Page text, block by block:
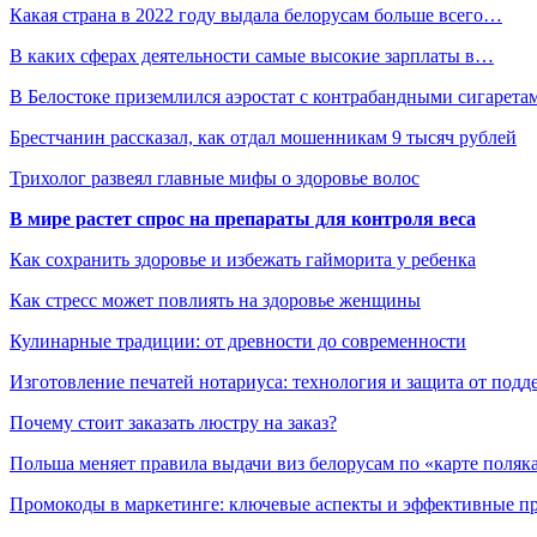
Какая страна в 2022 году выдала белорусам больше всего…
В каких сферах деятельности самые высокие зарплаты в…
В Белостоке приземлился аэростат с контрабандными
Брестчанин рассказал, как отдал мошенникам 9 тысяч рублей
Трихолог развеял главные мифы о здоровье волос
В мире растет спрос на препараты для контроля веса
Как сохранить здоровье и избежать гайморита у ребенка
Как стресс может повлиять на здоровье женщины
Кулинарные традиции: от древности до современности
Изготовление печатей нотариуса: технология и защита от
Почему стоит заказать люстру на заказ?
Польша меняет правила выдачи виз белорусам по «карте
Промокоды в маркетинге: ключевые аспекты и эффективные